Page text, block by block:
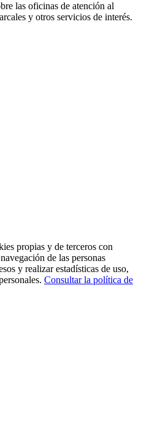
las oficinas de atención al
y otros servicios de interés.
propias y de terceros con
de las personas
y realizar estadísticas de uso,
Consultar la política de